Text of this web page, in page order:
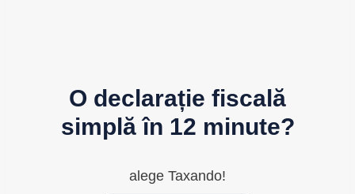
O declarație fiscală
simplă în 12 minute?
alege Taxando!